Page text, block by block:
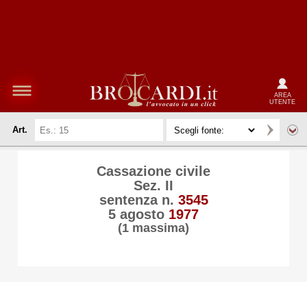
AREA
UTENTE
Art.
Cassazione civile
Sez. II
sentenza n. 3545
5 agosto 1977
(1 massima)